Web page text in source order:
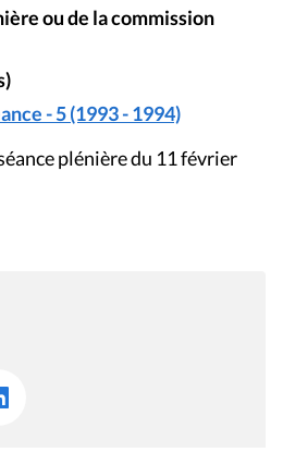
ou de la commission
- 5 (1993 - 1994)
plénière du 11 février